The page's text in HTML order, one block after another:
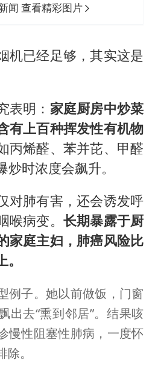
闻 查看精彩图片
机已经足够，其实这是
表明： 家庭厨房中炒菜
有上百种挥发性有机物
丙烯醛、苯并芘、甲醛
时浓度会飙升。
对肺有害，还会诱发呼
病变。 长期暴露于厨
家庭主妇，肺癌风险比
例子。她以前做饭，门窗
出去“熏到邻居”。结果咳
慢性阻塞性肺病，一度怀
。